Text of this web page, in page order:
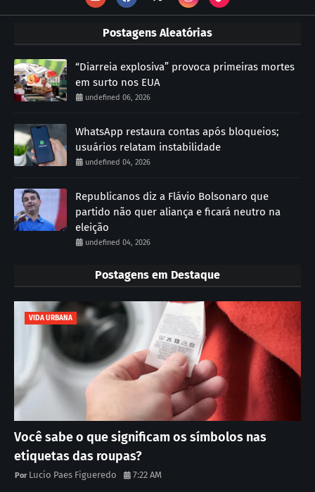
Postagens Aleatórias
“Diarreia explosiva” provoca primeiras mortes
em surto nos EUA
undefined 06, 2026
WhatsApp restaura contas após bloqueios;
usuários relatam instabilidade
undefined 04, 2026
Republicanos diz a Flávio Bolsonaro que
partido não quer aliança e ficará neutro na
eleição
undefined 04, 2026
Postagens em Destaque
VIDA URBANA
Você sabe o que significam os símbolos nas
etiquetas das roupas?
Lucio Paes Figueredo 7:22 AM